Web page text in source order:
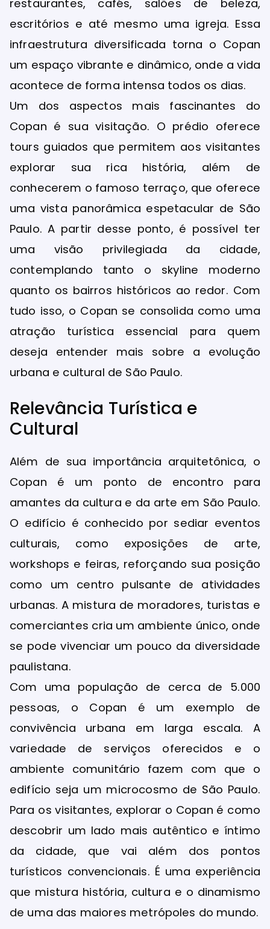
restaurantes, cafés, salões de beleza,
escritórios e até mesmo uma igreja. Essa
infraestrutura diversificada torna o Copan
um espaço vibrante e dinâmico, onde a vida
acontece de forma intensa todos os dias.
Um dos aspectos mais fascinantes do
Copan é sua visitação. O prédio oferece
tours guiados que permitem aos visitantes
explorar sua rica história, além de
conhecerem o famoso terraço, que oferece
uma vista panorâmica espetacular de São
Paulo. A partir desse ponto, é possível ter
uma visão privilegiada da cidade,
contemplando tanto o skyline moderno
quanto os bairros históricos ao redor. Com
tudo isso, o Copan se consolida como uma
atração turística essencial para quem
deseja entender mais sobre a evolução
urbana e cultural de São Paulo.
Relevância Turística e
Cultural
Além de sua importância arquitetônica, o
Copan é um ponto de encontro para
amantes da cultura e da arte em São Paulo.
O edifício é conhecido por sediar eventos
culturais, como exposições de arte,
workshops e feiras, reforçando sua posição
como um centro pulsante de atividades
urbanas. A mistura de moradores, turistas e
comerciantes cria um ambiente único, onde
se pode vivenciar um pouco da diversidade
paulistana.
Com uma população de cerca de 5.000
pessoas, o Copan é um exemplo de
convivência urbana em larga escala. A
variedade de serviços oferecidos e o
ambiente comunitário fazem com que o
edifício seja um microcosmo de São Paulo.
Para os visitantes, explorar o Copan é como
descobrir um lado mais autêntico e íntimo
da cidade, que vai além dos pontos
turísticos convencionais. É uma experiência
que mistura história, cultura e o dinamismo
de uma das maiores metrópoles do mundo.